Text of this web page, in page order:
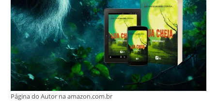
Página do Autor na amazon.com.br